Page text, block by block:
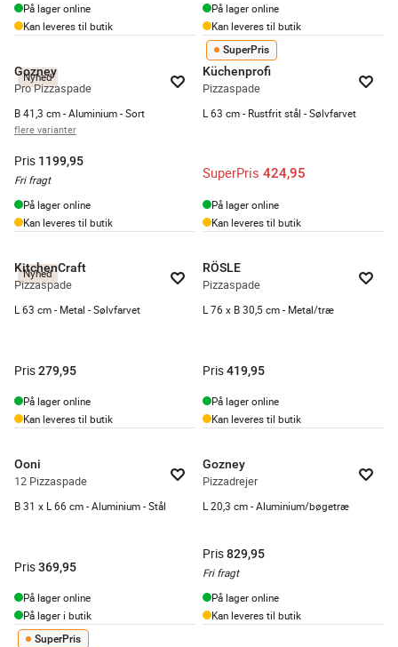
På lager online
Kan leveres til butik
På lager online
Kan leveres til butik
Nyhed
Gozney
Pro Pizzaspade
B 41,3 cm - Aluminium - Sort
flere varianter
Pris 1199,95
Fri fragt
På lager online
Kan leveres til butik
SuperPris
Küchenprofi
Pizzaspade
L 63 cm - Rustfrit stål - Sølvfarvet
SuperPris 424,95
På lager online
Kan leveres til butik
Nyhed
KitchenCraft
Pizzaspade
L 63 cm - Metal - Sølvfarvet
Pris279,95
På lager online
Kan leveres til butik
RÖSLE
Pizzaspade
L 76 x B 30,5 cm - Metal/træ
Pris419,95
På lager online
Kan leveres til butik
Ooni
12 Pizzaspade
B 31 x L 66 cm - Aluminium - Stål
Pris369,95
På lager online
På lager i butik
Gozney
Pizzadrejer
L 20,3 cm - Aluminium/bøgetræ
Pris829,95
Fri fragt
På lager online
Kan leveres til butik
SuperPris